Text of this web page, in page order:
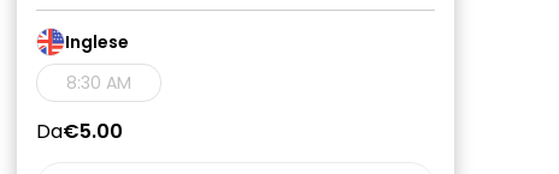
Inglese
8:30 AM
Da€5.00